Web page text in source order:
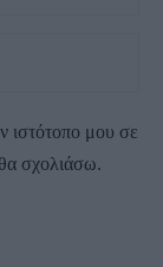
ιστότοπο μου σε
σχολιάσω.